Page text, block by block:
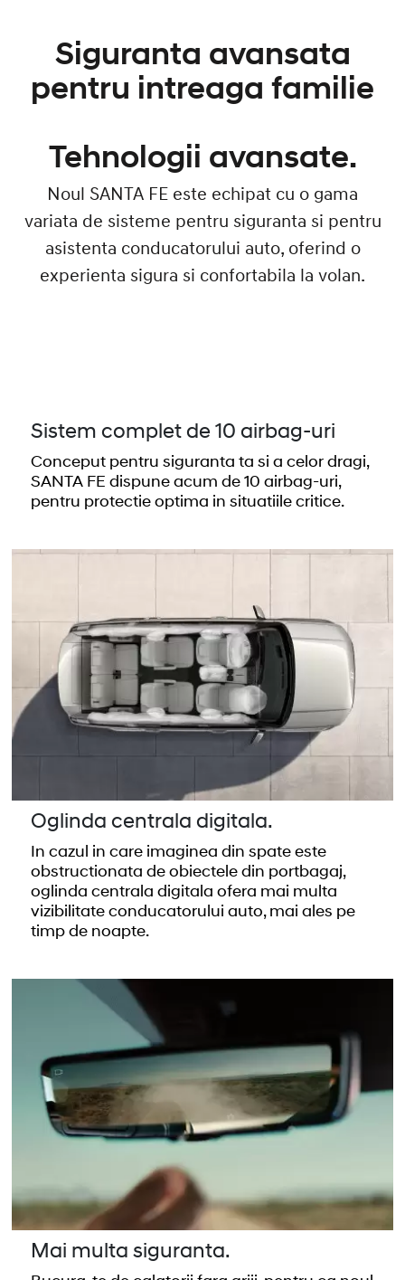
Siguranta avansata
pentru intreaga familie
Tehnologii avansate.
Noul SANTA FE este echipat cu o gama
variata de sisteme pentru siguranta si pentru
asistenta conducatorului auto, oferind o
experienta sigura si confortabila la volan.
Sistem complet de 10 airbag‑uri
Conceput pentru siguranta ta si a celor dragi,
SANTA FE dispune acum de 10 airbag-uri,
pentru protectie optima in situatiile critice.
Oglinda centrala digitala.
In cazul in care imaginea din spate este
obstructionata de obiectele din portbagaj,
oglinda centrala digitala ofera mai multa
vizibilitate conducatorului auto, mai ales pe
timp de noapte.
Mai multa siguranta.